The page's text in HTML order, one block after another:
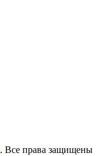
. Все права защищены